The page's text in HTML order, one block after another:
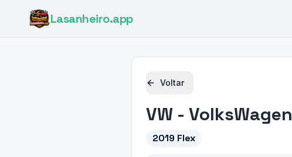
Lasanheiro.app
Voltar
VW - VolksWagen
2019 Flex